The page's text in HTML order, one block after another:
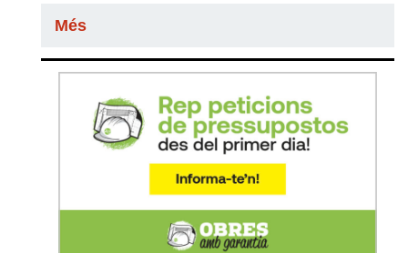
Més